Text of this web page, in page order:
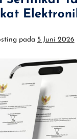
pada 5 Juni 2026